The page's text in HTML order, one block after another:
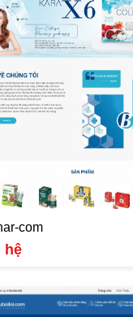
com
hệ